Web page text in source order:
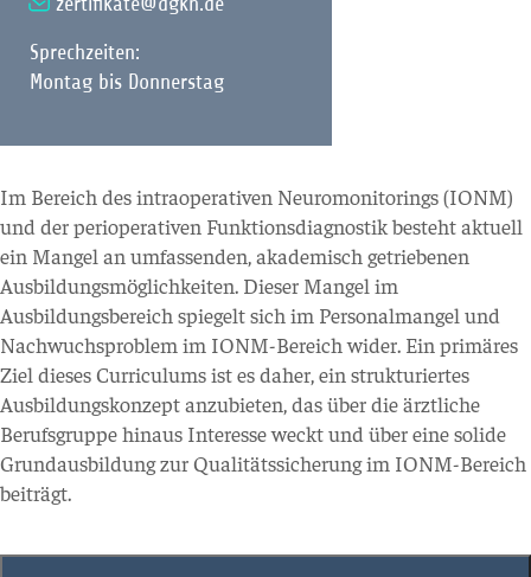
Sprechzeiten:
Montag bis Donnerstag
Im Bereich des intraoperativen Neuromonitorings (IONM)
und der perioperativen Funktionsdiagnostik besteht aktuell
ein Mangel an umfassenden, akademisch getriebenen
Ausbildungsmöglichkeiten. Dieser Mangel im
Ausbildungsbereich spiegelt sich im Personalmangel und
Nachwuchsproblem im IONM-Bereich wider. Ein primäres
Ziel dieses Curriculums ist es daher, ein strukturiertes
Ausbildungskonzept anzubieten, das über die ärztliche
Berufsgruppe hinaus Interesse weckt und über eine solide
Grundausbildung zur Qualitätssicherung im IONM-Bereich
beiträgt.